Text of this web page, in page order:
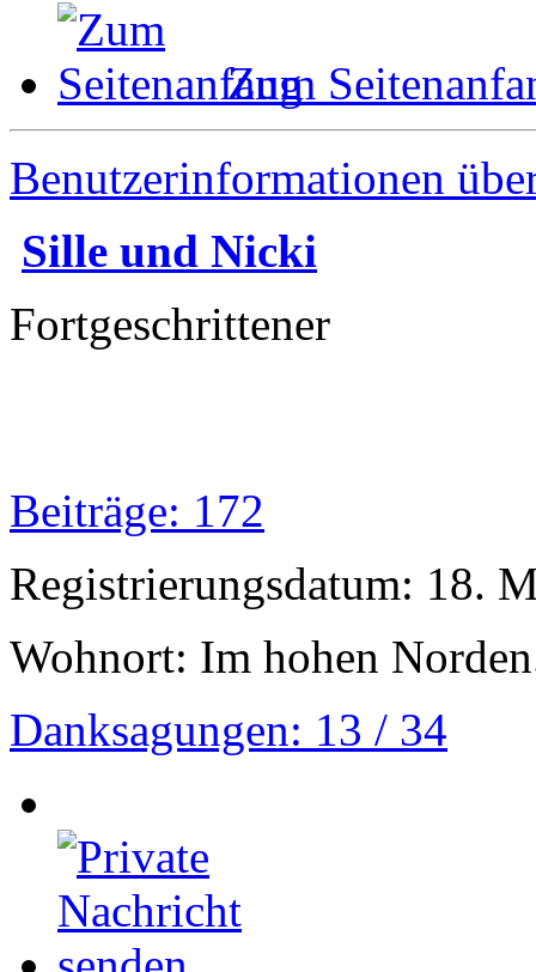
Zum
Benutzerinformationen
Sille und Nicki
Fortgeschrittener
Beiträge: 172
Registrierungsdatum: 18.
Wohnort: Im hohen
Danksagungen: 13 / 34